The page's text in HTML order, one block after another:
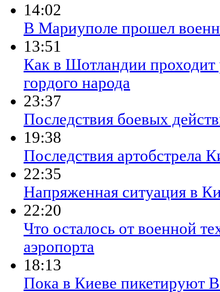
14:02
​В Мариуполе прошел
13:51
Как в Шотландии проходит
гордого народа
23:37
Последствия боевых
19:38
Последствия артобстрела
22:35
Напряженная ситуация в
22:20
Что осталось от военной
аэропорта
18:13
Пока в Киеве пикетируют